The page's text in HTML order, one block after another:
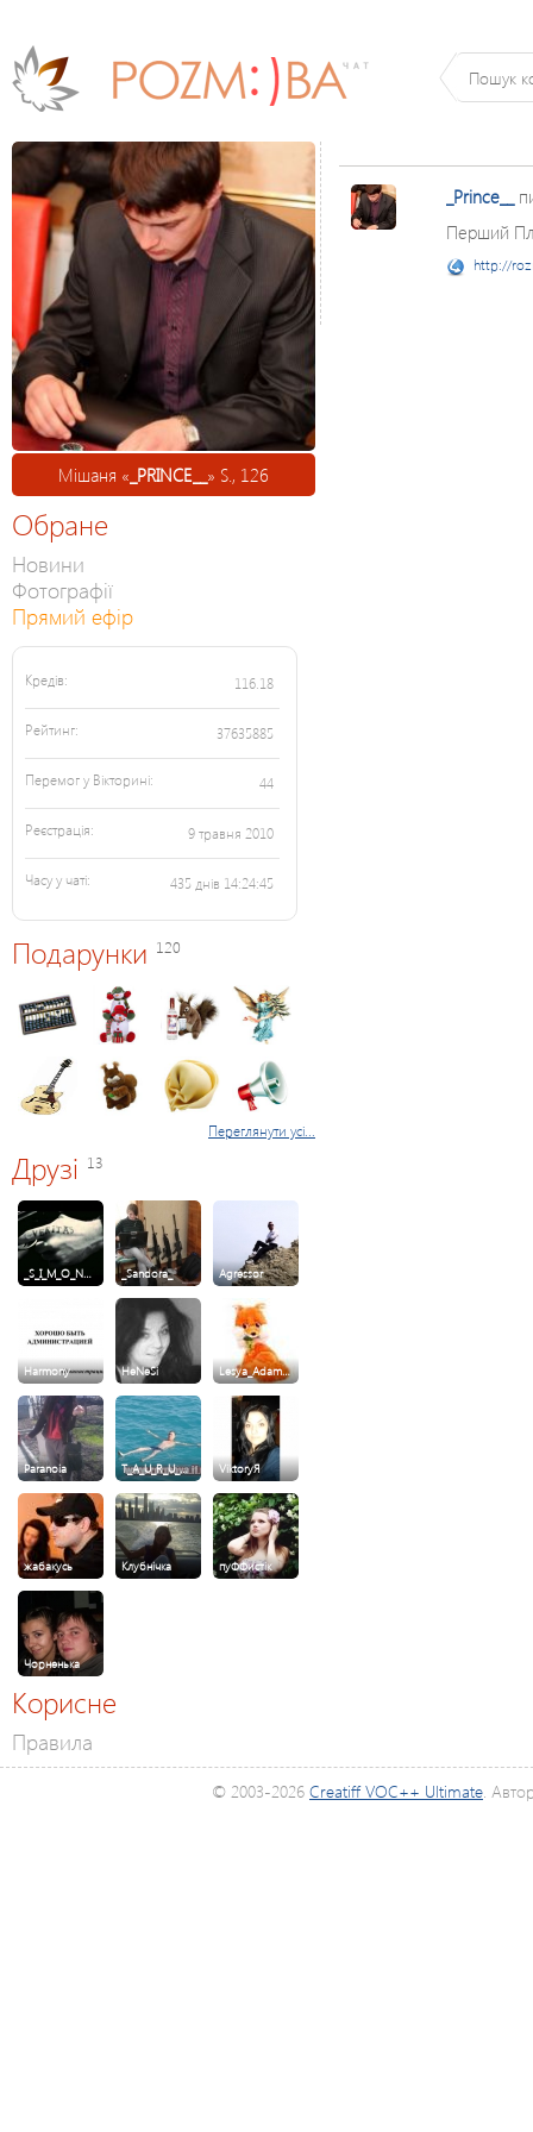
Мішаня « _PRINCE__ » S., 126
Обране
Новини
Фотографії
Прямий ефір
Кредів: 116.18
Рейтинг: 37635885
Перемог у Вікторині: 44
Реєстрація: 9 травня 2010
Часу у чаті: 435 днів 14:24:45
Подарунки 120
Переглянути усі...
Друзі 13
_S_I_M_O_N… _Sandora_ Agressor
Harmony HeNeSi Lesya_Adam…
Paranoia T_A_U_R_U_… ViktoryЯ
жабакусь Клубнічка пуФФистік
Чорненька
Корисне
Правила
_Prince__
Перший
http://
© 2003-2026 Creatiff VOC++ Ultimate.